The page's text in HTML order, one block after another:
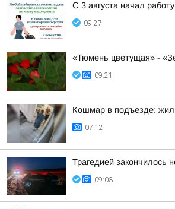
С 3 августа начал
09:27
«Тюмень цветущая» -
09:21
Кошмар в подъезде:
07:12
Трагедией закончилось
09:03